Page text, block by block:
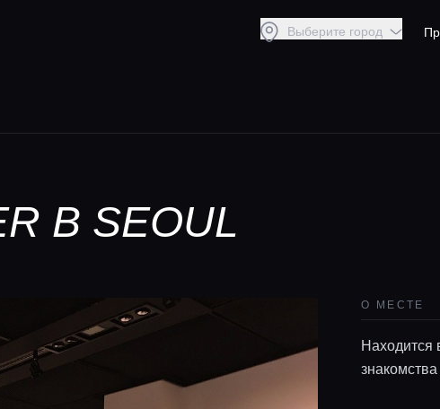
Выберите город
В SEOUL
О МЕСТЕ
Находится